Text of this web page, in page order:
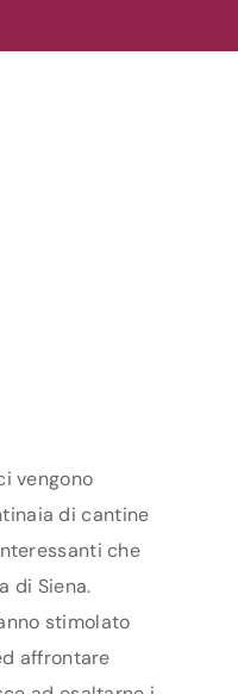
vengono
di cantine
che
di Siena.
stimolato
affrontare